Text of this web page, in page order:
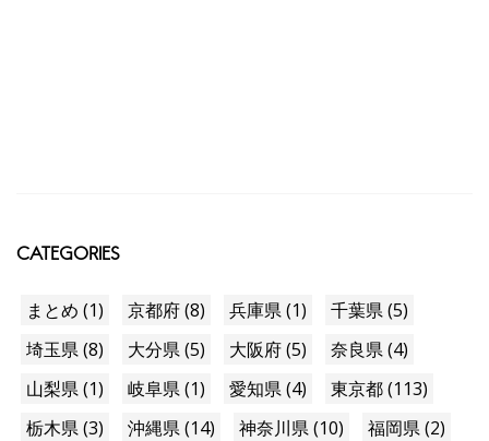
CATEGORIES
まとめ (1) 京都府 (8) 兵庫県 (1)
千葉県 (5)
埼玉県 (8)
大分県 (5) 大阪府 (5)
奈良県 (4)
山梨県 (1)
岐阜県 (1) 愛知県 (4)
東京都 (113)
栃木県 (3)
沖縄県 (14) 神奈川県 (10)
福岡県 (2)